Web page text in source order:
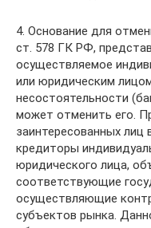
4. Основание для
ст. 578 ГК РФ,
осуществляемое
или юридическим
несостоятельности
может отменить его.
заинтересованных лиц
кредиторы
юридического лица,
соответствующие
осуществляющие
субъектов рынка.